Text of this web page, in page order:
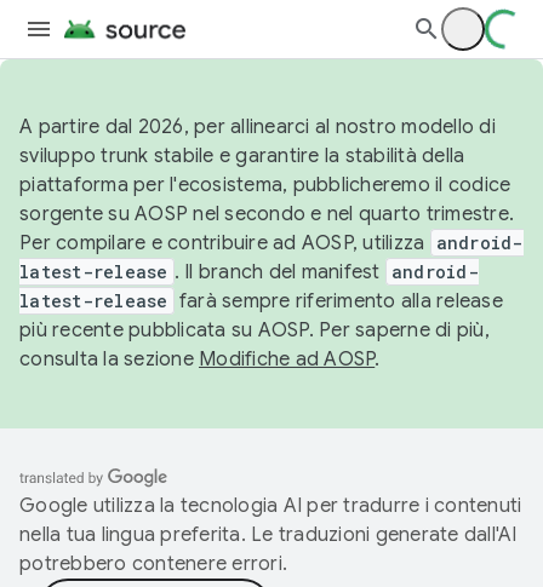
A partire dal 2026, per allinearci al nostro modello di
sviluppo trunk stabile e garantire la stabilità della
piattaforma per l'ecosistema, pubblicheremo il codice
sorgente su AOSP nel secondo e nel quarto trimestre.
Per compilare e contribuire ad AOSP, utilizza
android-
latest-release . Il branch del manifest android-
latest-release farà sempre riferimento alla release
più recente pubblicata su AOSP. Per saperne di più,
consulta la sezione Modifiche ad AOSP.
Google utilizza la tecnologia AI per tradurre i contenuti
nella tua lingua preferita. Le traduzioni generate dall'AI
potrebbero contenere errori.